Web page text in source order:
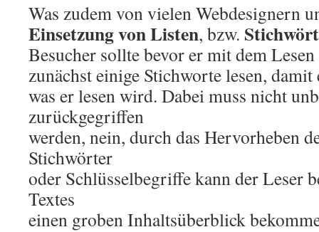
Was zudem von vielen Webdesignern
Einsetzung von Listen, bzw.
Besucher sollte bevor er mit dem
zunächst einige Stichworte lesen,
was er lesen wird. Dabei muss nicht
zurückgegriffen
werden, nein, durch das Hervorheben
Stichwörter
oder Schlüsselbegriffe kann der Leser
Textes
einen groben Inhaltsüberblick